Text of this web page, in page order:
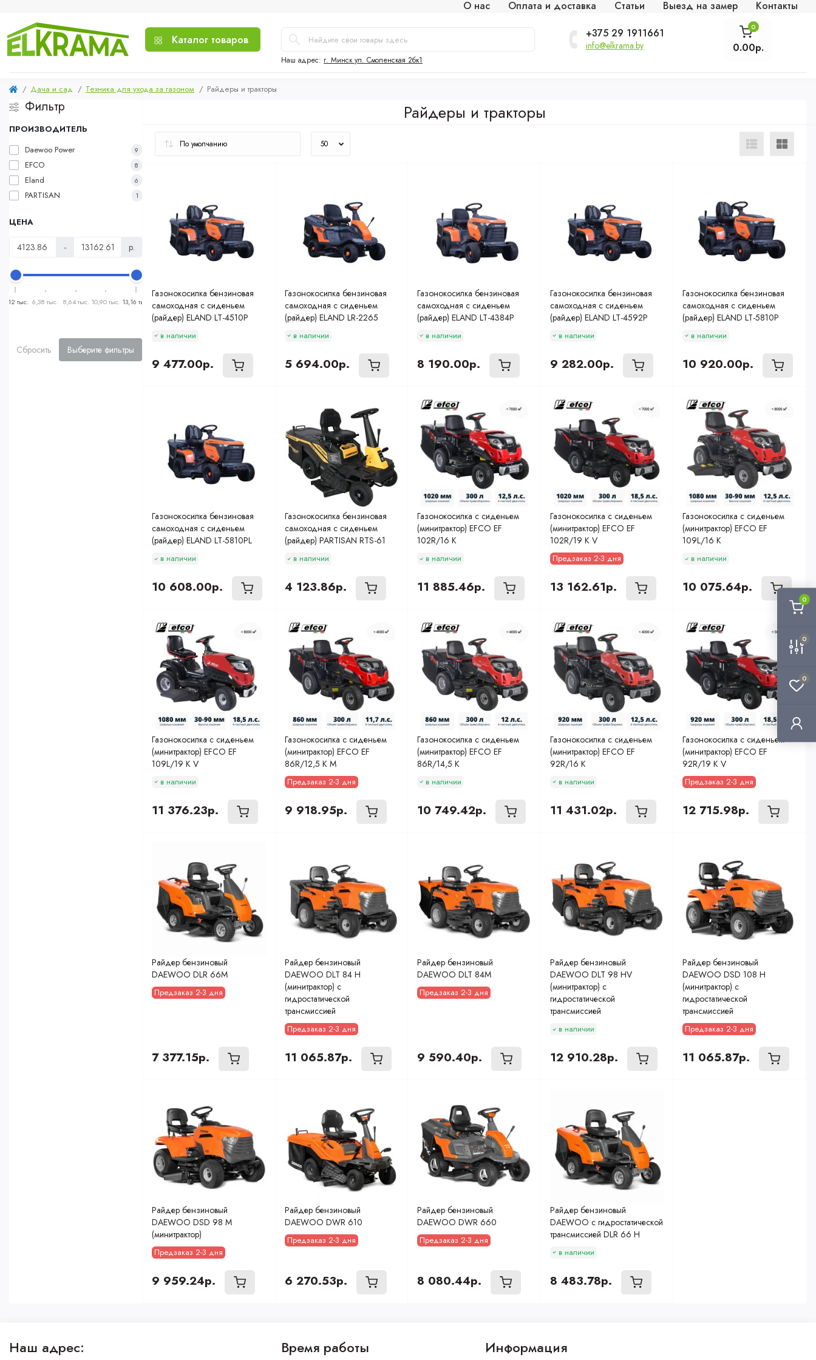
0
0
0
О нас Оплата и доставка Статьи Выезд на замер Контакты
Каталог товаров
Наш адрес: г. Минск ул. Смоленская 2бк1
+375 29 1911661
info@elkrama.by
0
0.00р.
Дача и сад Техника для ухода за газоном Райдеры и тракторы
Фильтр
ПРОИЗВОДИТЕЛЬ
Daewoo Power
9
EFCO 8
Eland 6
PARTISAN 1
ЦЕНА
- р.
4,12 тыс. 6,38 тыс. 8,64 тыс. 10,90 тыс. 13,16 тыс.
Сбросить Выберите фильтры
Райдеры и тракторы
Газонокосилка бензиновая
самоходная с сиденьем
(райдер) ELAND LT-4510P
в наличии
9 477.00р.
Газонокосилка бензиновая
самоходная с сиденьем
(райдер) ELAND LR-2265
в наличии
5 694.00р.
Газонокосилка бензиновая
самоходная с сиденьем
(райдер) ELAND LT-4384P
в наличии
8 190.00р.
Газонокосилка бензиновая
самоходная с сиденьем
(райдер) ELAND LT-4592P
в наличии
9 282.00р.
Газонокосилка бензиновая
самоходная с сиденьем
(райдер) ELAND LT-5810P
в наличии
10 920.00р.
Газонокосилка бензиновая
самоходная с сиденьем
(райдер) ELAND LT-5810PL
в наличии
10 608.00р.
Газонокосилка бензиновая
самоходная с сиденьем
(райдер) PARTISAN RTS-61
в наличии
4 123.86р.
Газонокосилка с сиденьем
(минитрактор) EFCO EF
102R/16 K
в наличии
11 885.46р.
Газонокосилка с сиденьем
(минитрактор) EFCO EF
102R/19 K V
Предзаказ 2-3 дня
13 162.61р.
Газонокосилка с сиденьем
(минитрактор) EFCO EF
109L/16 K
в наличии
10 075.64р.
Газонокосилка с сиденьем
(минитрактор) EFCO EF
109L/19 K V
в наличии
11 376.23р.
Газонокосилка с сиденьем
(минитрактор) EFCO EF
86R/12,5 K M
Предзаказ 2-3 дня
9 918.95р.
Газонокосилка с сиденьем
(минитрактор) EFCO EF
86R/14,5 K
в наличии
10 749.42р.
Газонокосилка с сиденьем
(минитрактор) EFCO EF
92R/16 K
в наличии
11 431.02р.
Газонокосилка с сиденьем
(минитрактор) EFCO EF
92R/19 K V
Предзаказ 2-3 дня
12 715.98р.
Райдер бензиновый
DAEWOO DLR 66M
Предзаказ 2-3 дня
7 377.15р.
Райдер бензиновый
DAEWOO DLT 84 H
(минитрактор) с
гидростатической
трансмиссией
Предзаказ 2-3 дня
11 065.87р.
Райдер бензиновый
DAEWOO DLT 84M
Предзаказ 2-3 дня
9 590.40р.
Райдер бензиновый
DAEWOO DLT 98 HV
(минитрактор) с
гидростатической
трансмиссией
в наличии
12 910.28р.
Райдер бензиновый
DAEWOO DSD 108 H
(минитрактор) с
гидростатической
трансмиссией
Предзаказ 2-3 дня
11 065.87р.
Райдер бензиновый
DAEWOO DSD 98 M
(минитрактор)
Предзаказ 2-3 дня
9 959.24р.
Райдер бензиновый
DAEWOO DWR 610
Предзаказ 2-3 дня
6 270.53р.
Райдер бензиновый
DAEWOO DWR 660
Предзаказ 2-3 дня
8 080.44р.
Райдер бензиновый
DAEWOO с гидростатической
трансмиссией DLR 66 H
в наличии
8 483.78р.
Наш адрес: Время работы Информация